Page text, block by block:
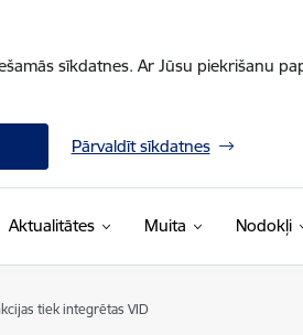
sīkdatnes. Ar Jūsu piekrišanu
Pārvaldīt sīkdatnes
Aktualitātes Muita Nodokļi
tiek integrētas VID